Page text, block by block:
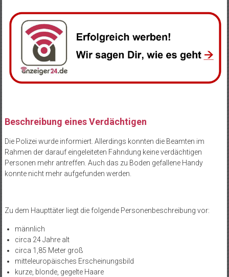
Beschreibung eines Verdächtigen
Die Polizei wurde informiert. Allerdings konnten die Beamten im
Rahmen der darauf eingeleiteten Fahndung keine verdächtigen
Personen mehr antreffen. Auch das zu Boden gefallene Handy
konnte nicht mehr aufgefunden werden.
Zu dem Haupttäter liegt die folgende Personenbeschreibung vor:
männlich
circa 24 Jahre alt
circa 1,85 Meter groß
mitteleuropäisches Erscheinungsbild
kurze, blonde, gegelte Haare